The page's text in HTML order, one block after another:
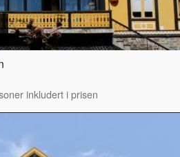
inkludert i prisen